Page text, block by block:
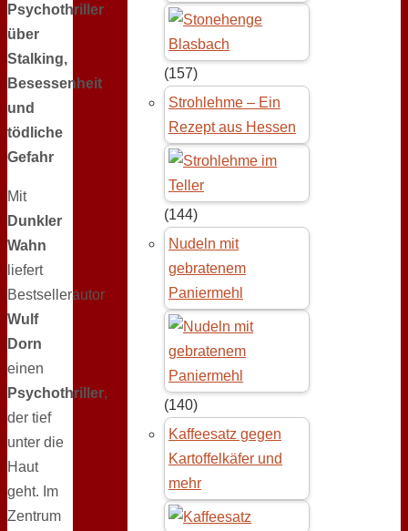
Psychothriller
über
Stalking,
Besessenheit
und
tödliche
Gefahr
Mit
Dunkler
Wahn
liefert
Bestsellerautor
Wulf
Dorn
einen
Psychothriller,
der tief
unter die
Haut
geht. Im
Zentrum
(157)
Strohlehme – Ein
Rezept aus Hessen
(144)
Nudeln mit
gebratenem
Paniermehl
(140)
Kaffeesatz gegen
Kartoffelkäfer und
mehr